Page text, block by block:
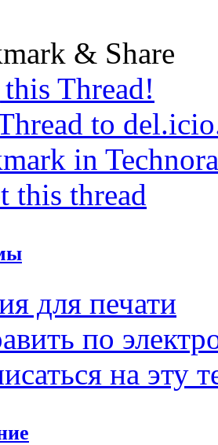
& Share
Thread!
to
in
this thread
для печати
по
на эту